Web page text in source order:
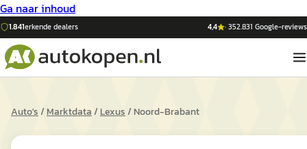
Ga naar inhoud
1.841erkende dealers 4,4 ·352.831 Google-reviews
Auto's/Marktdata/Lexus/Noord-Brabant